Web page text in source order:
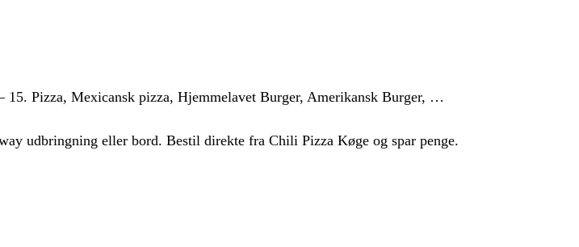
Pizza, Mexicansk pizza, Hjemmelavet Burger, Amerikansk Burger, …
udbringning eller bord. Bestil direkte fra Chili Pizza Køge og spar penge.